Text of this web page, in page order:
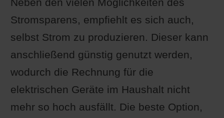
Neben den vielen Möglichkeiten des
Stromsparens, empfiehlt es sich auch,
selbst Strom zu produzieren. Dieser kann
anschließend günstig genutzt werden,
wodurch die Rechnung für die
elektrischen Geräte im Haushalt nicht
mehr so hoch ausfällt. Die beste Option,